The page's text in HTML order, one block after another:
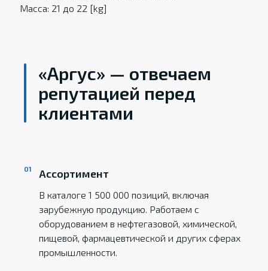
Масса: 21 до 22 [kg]
«Аргус» — отвечаем
репутацией перед
клиентами
Ассортимент
В каталоге 1 500 000 позиций, включая
зарубежную продукцию. Работаем с
оборудованием в нефтегазовой, химической,
пищевой, фармацевтической и других сферах
промышленности.